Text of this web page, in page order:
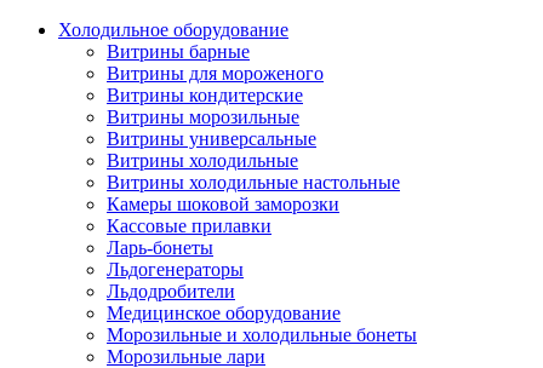
Холодильное оборудование
Витрины барные
Витрины для мороженого
Витрины кондитерские
Витрины морозильные
Витрины универсальные
Витрины холодильные
Витрины холодильные настольные
Камеры шоковой заморозки
Кассовые прилавки
Ларь-бонеты
Льдогенераторы
Льдодробители
Медицинское оборудование
Морозильные и холодильные бонеты
Морозильные лари